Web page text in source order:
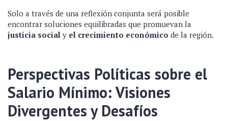
Solo a través de una reflexión conjunta será posible
encontrar soluciones equilibradas que promuevan la
justicia social y el crecimiento económico de la región.
Perspectivas Políticas sobre el
Salario Mínimo: Visiones
Divergentes y Desafíos